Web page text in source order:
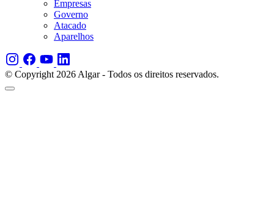
Empresas
Governo
Atacado
Aparelhos
© Copyright 2026 Algar - Todos os direitos reservados.